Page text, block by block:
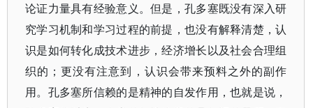
论证力量具有经验意义。但是，孔多塞既没有深入研
究学习机制和学习过程的前提，也没有解释清楚，认
识是如何转化成技术进步，经济增长以及社会合理组
织的；更没有注意到，认识会带来预料之外的副作
用。孔多塞所信赖的是精神的自发作用，也就是说，